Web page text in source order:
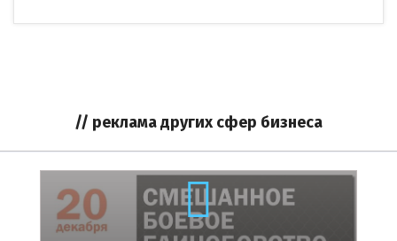
// реклама других сфер бизнеса